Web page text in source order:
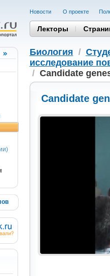
Новости О проекте
Лекторы
Биология /
исследование
/ Candidate
Candidate